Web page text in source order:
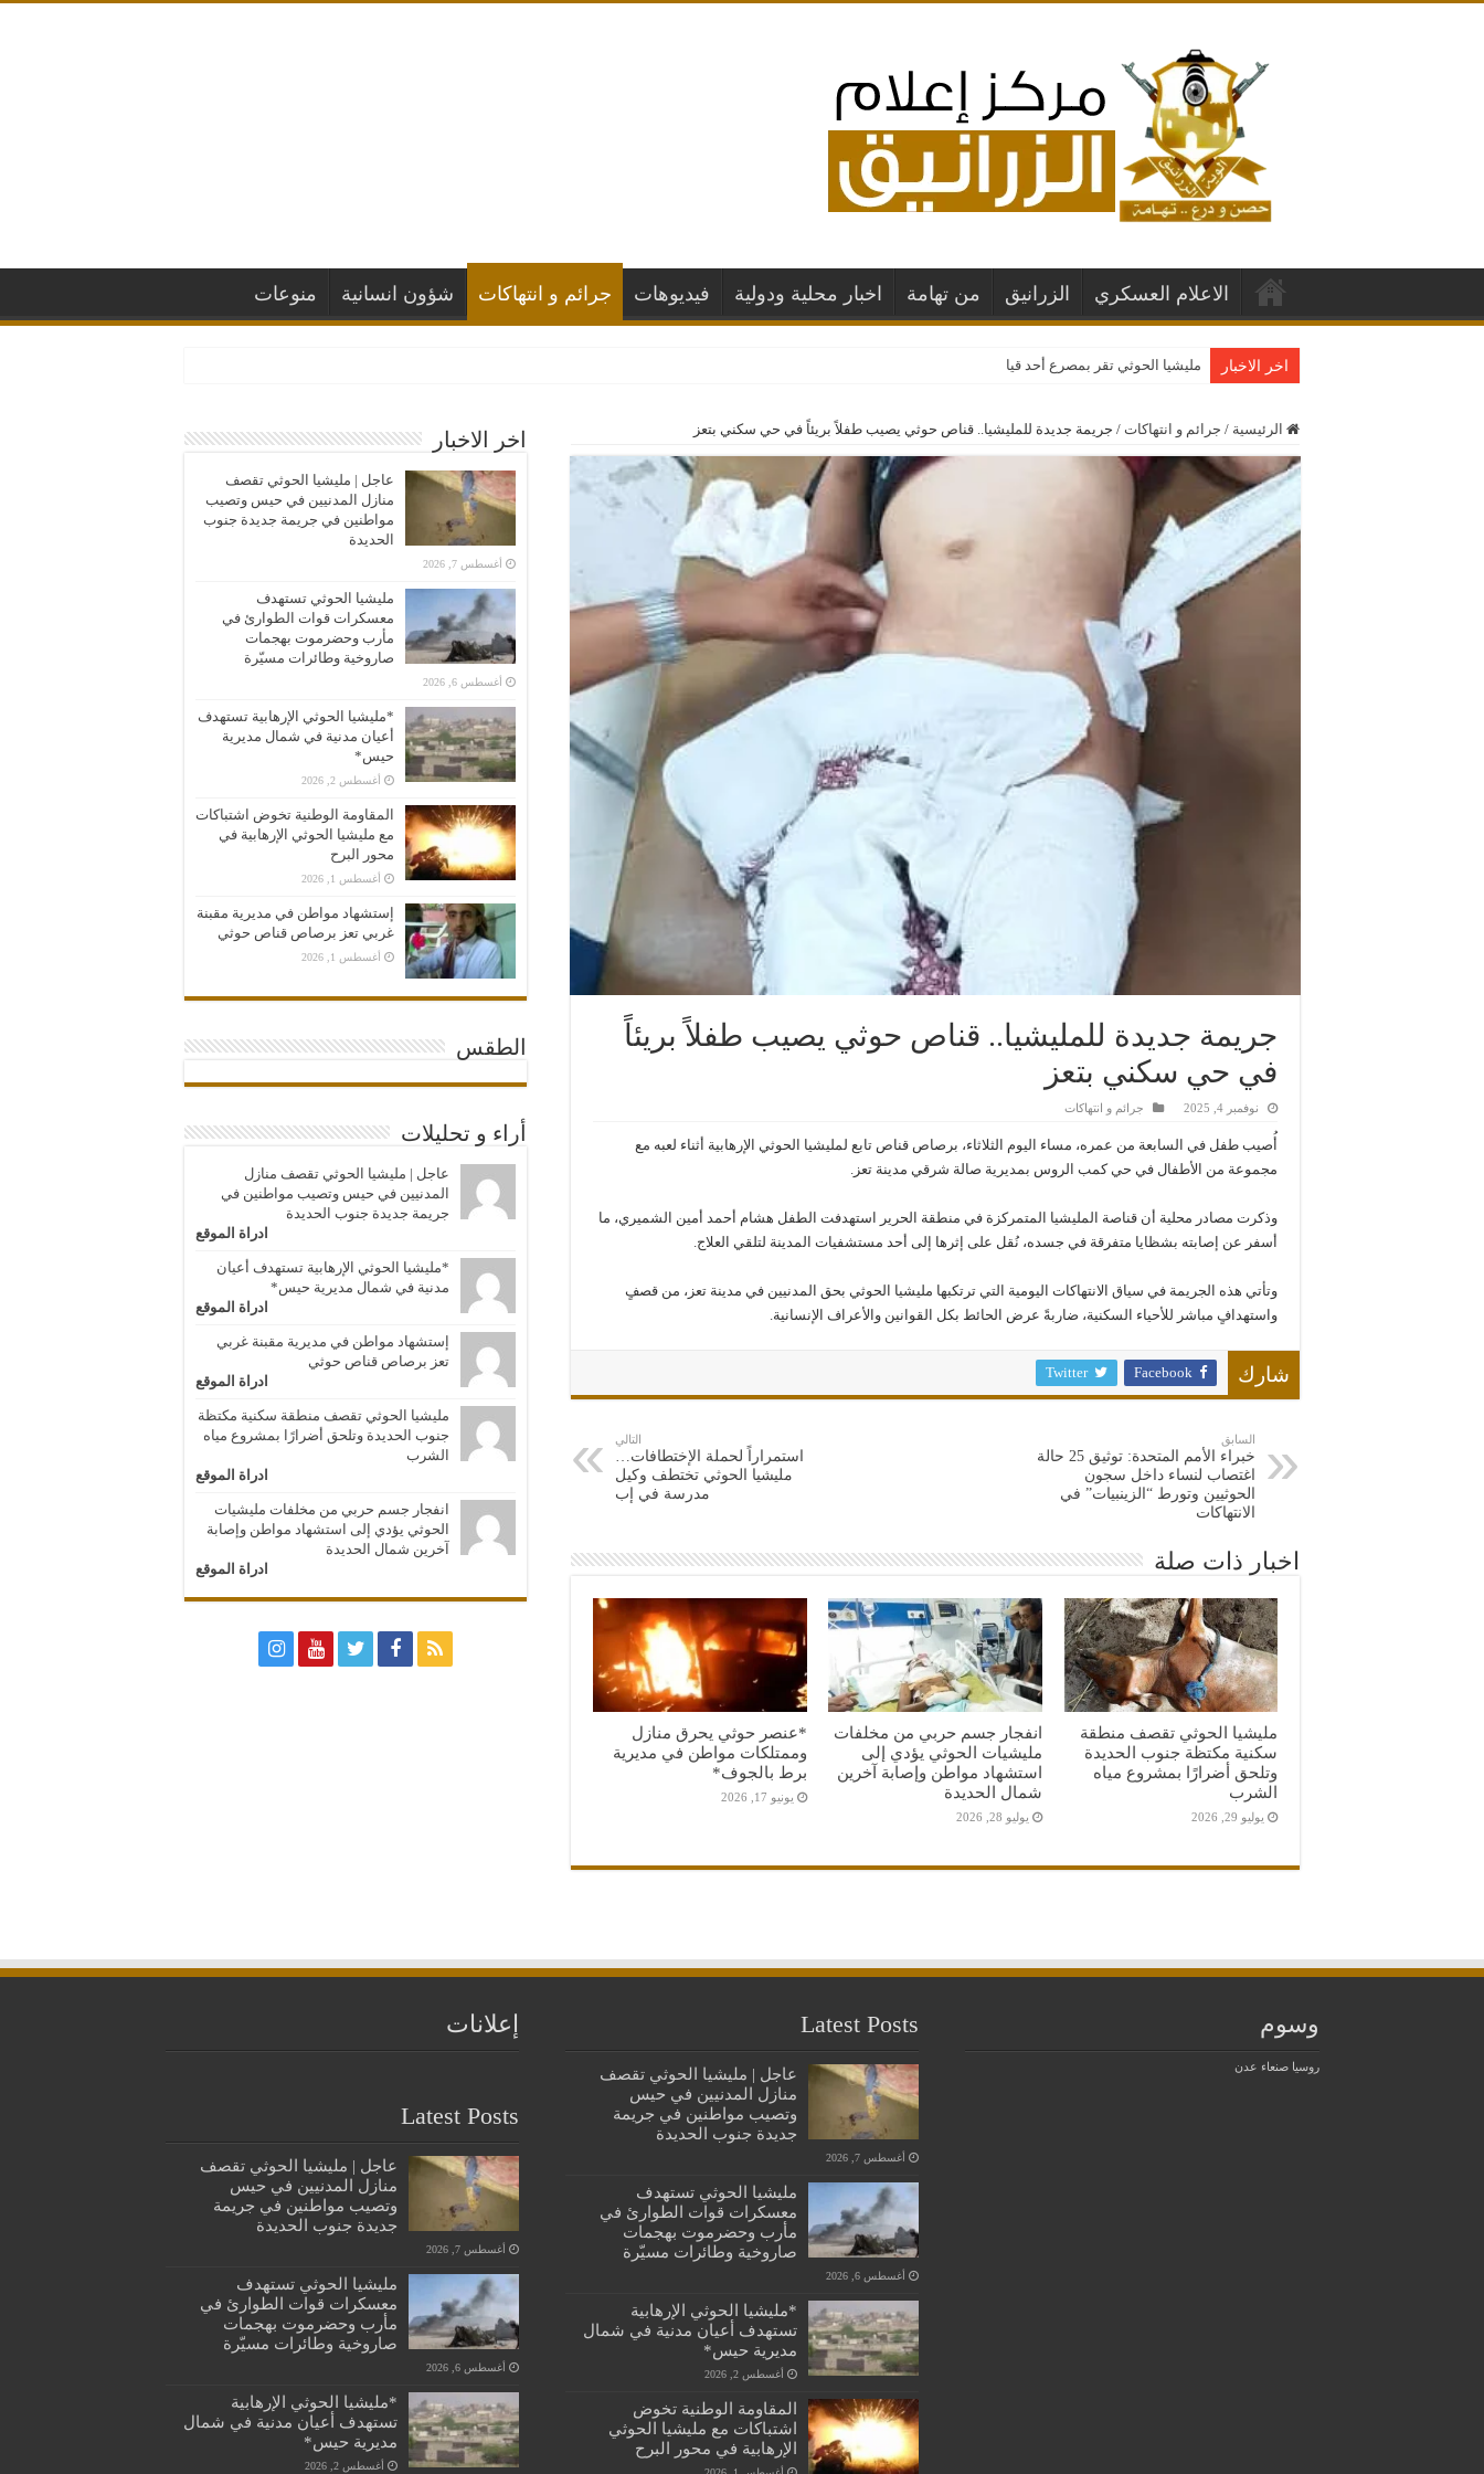
الاعلام العسكري الزرانيق من تهامة اخبار محلية ودولية فيديوهات جرائم و انتهاكات شؤون انسانية منوعات
اخر الاخبار مليشيا الحوثي تقر بمصرع أحد قياداتها بغارات جوية س
الرئيسية / جرائم و انتهاكات / جريمة جديدة للمليشيا.. قناص حوثي يصيب طفلاً بريئاً في حي سكني بتعز
جريمة جديدة للمليشيا.. قناص حوثي يصيب طفلاً بريئاً
في حي سكني بتعز
نوفمبر 4, 2025 جرائم و انتهاكات
أُصيب طفل في السابعة من عمره، مساء اليوم الثلاثاء، برصاص قناص تابع لمليشيا الحوثي الإرهابية أثناء لعبه مع
مجموعة من الأطفال في حي كمب الروس بمديرية صالة شرقي مدينة تعز.
وذكرت مصادر محلية أن قناصة المليشيا المتمركزة في منطقة الحرير استهدفت الطفل هشام أحمد أمين الشميري، ما
أسفر عن إصابته بشظايا متفرقة في جسده، نُقل على إثرها إلى أحد مستشفيات المدينة لتلقي العلاج.
وتأتي هذه الجريمة في سياق الانتهاكات اليومية التي ترتكبها مليشيا الحوثي بحق المدنيين في مدينة تعز، من قصفٍ
واستهدافٍ مباشر للأحياء السكنية، ضاربةً عرض الحائط بكل القوانين والأعراف الإنسانية.
شارك Facebook
Twitter
السابق
خبراء الأمم المتحدة: توثيق 25 حالة
اغتصاب لنساء داخل سجون
الحوثيين وتورط “الزينبيات” في
الانتهاكات
التالي
استمراراً لحملة الإختطافات…
مليشيا الحوثي تختطف وكيل
مدرسة في إب
اخبار ذات صلة
مليشيا الحوثي تقصف منطقة
سكنية مكتظة جنوب الحديدة
وتلحق أضرارًا بمشروع مياه
الشرب
يوليو 29, 2026
انفجار جسم حربي من مخلفات
مليشيات الحوثي يؤدي إلى
استشهاد مواطن وإصابة آخرين
شمال الحديدة
يوليو 28, 2026
*عنصر حوثي يحرق منازل
وممتلكات مواطن في مديرية
برط بالجوف*
يونيو 17, 2026
اخر الاخبار
عاجل | مليشيا الحوثي تقصف
منازل المدنيين في حيس وتصيب
مواطنين في جريمة جديدة جنوب
الحديدة
أغسطس 7, 2026
مليشيا الحوثي تستهدف
معسكرات قوات الطوارئ في
مأرب وحضرموت بهجمات
صاروخية وطائرات مسيّرة
أغسطس 6, 2026
*مليشيا الحوثي الإرهابية تستهدف
أعيان مدنية في شمال مديرية
حيس*
أغسطس 2, 2026
المقاومة الوطنية تخوض اشتباكات
مع مليشيا الحوثي الإرهابية في
محور البرح
أغسطس 1, 2026
إستشهاد مواطن في مديرية مقبنة
غربي تعز برصاص قناص حوثي
أغسطس 1, 2026
الطقس
أراء و تحليلات
عاجل | مليشيا الحوثي تقصف منازل
المدنيين في حيس وتصيب مواطنين في
جريمة جديدة جنوب الحديدة
ادراة الموقع
*مليشيا الحوثي الإرهابية تستهدف أعيان
مدنية في شمال مديرية حيس*
ادراة الموقع
إستشهاد مواطن في مديرية مقبنة غربي
تعز برصاص قناص حوثي
ادراة الموقع
مليشيا الحوثي تقصف منطقة سكنية مكتظة
جنوب الحديدة وتلحق أضرارًا بمشروع مياه
الشرب
ادراة الموقع
انفجار جسم حربي من مخلفات مليشيات
الحوثي يؤدي إلى استشهاد مواطن وإصابة
آخرين شمال الحديدة
ادراة الموقع
وسوم
روسيا صنعاء عدن
Latest Posts
عاجل | مليشيا الحوثي تقصف
منازل المدنيين في حيس
وتصيب مواطنين في جريمة
جديدة جنوب الحديدة
أغسطس 7, 2026
مليشيا الحوثي تستهدف
معسكرات قوات الطوارئ في
مأرب وحضرموت بهجمات
صاروخية وطائرات مسيّرة
أغسطس 6, 2026
*مليشيا الحوثي الإرهابية
تستهدف أعيان مدنية في شمال
مديرية حيس*
أغسطس 2, 2026
المقاومة الوطنية تخوض
اشتباكات مع مليشيا الحوثي
الإرهابية في محور البرح
إعلانات
Latest Posts
عاجل | مليشيا الحوثي تقصف
منازل المدنيين في حيس
وتصيب مواطنين في جريمة
جديدة جنوب الحديدة
أغسطس 7, 2026
مليشيا الحوثي تستهدف
معسكرات قوات الطوارئ في
مأرب وحضرموت بهجمات
صاروخية وطائرات مسيّرة
أغسطس 6, 2026
*مليشيا الحوثي الإرهابية
تستهدف أعيان مدنية في شمال
مديرية حيس*
أغسطس 2, 2026